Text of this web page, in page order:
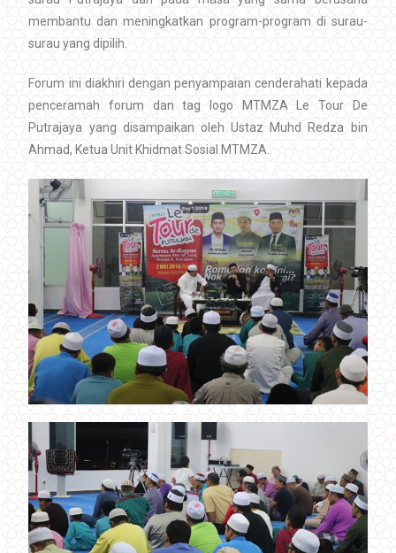
membantu dan meningkatkan program-program di surau-
surau yang dipilih.
Forum ini diakhiri dengan penyampaian cenderahati kepada
penceramah forum dan tag logo MTMZA Le Tour De
Putrajaya yang disampaikan oleh Ustaz Muhd Redza bin
Ahmad, Ketua Unit Khidmat Sosial MTMZA.